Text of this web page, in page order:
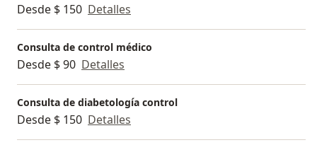
Desde $ 150 Detalles
Consulta de control médico
Desde $ 90 Detalles
Consulta de diabetología control
Desde $ 150 Detalles